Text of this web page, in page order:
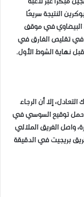
النتيجة سريعًا
البيضاوي في موقف
في تقليص الفارق في
إلا أن الرجاء
حمل توقيع السوسي في
واصل الفريق الملالي
بريجيت في الدقيقة